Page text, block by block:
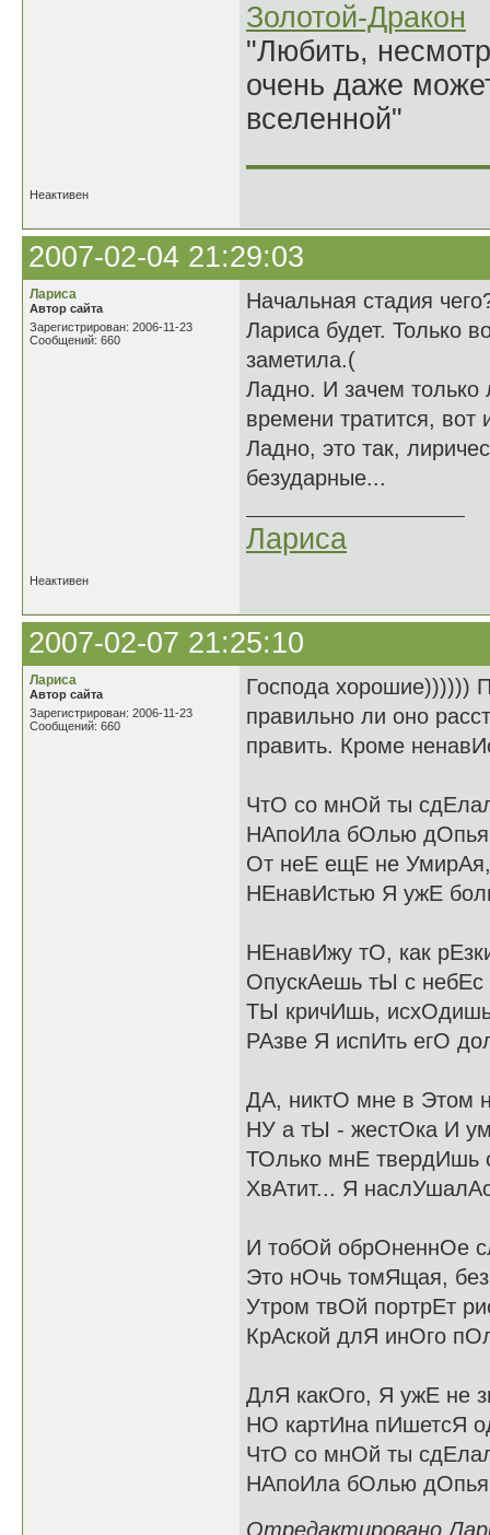
Золотой-Дракон
"Любить,
очень даже
вселенной"
Неактивен
2007-02-04 21:29:03
Лариса
Автор сайта
Зарегистрирован: 2006-11-23
Сообщений: 660
Начальная стадия
Лариса будет. Только
заметила.(
Ладно. И зачем только
времени тратится,
Ладно, это так,
безударные...
Лариса
Неактивен
2007-02-07 21:25:10
Лариса
Автор сайта
Зарегистрирован: 2006-11-23
Сообщений: 660
Господа хорошие))))))
правильно ли оно
править. Кроме
ЧтО со мнОй ты
НАпоИла бОлью
От неЕ ещЕ не УмирАя,
НЕнавИстью Я ужЕ
НЕнавИжу тО, как
ОпускАешь тЫ с
ТЫ кричИшь,
РАзве Я испИть егО
ДА, никтО мне в Этом
НУ а тЫ - жестОка И
ТОлько мнЕ твердИшь
ХвАтит... Я
И тобОй обрОненнОе
Это нОчь томЯщая,
Утром твОй портрЕт
КрАской длЯ инОго
ДлЯ какОго, Я ужЕ не
НО картИна пИшетсЯ
ЧтО со мнОй ты
НАпоИла бОлью
Отредактировано